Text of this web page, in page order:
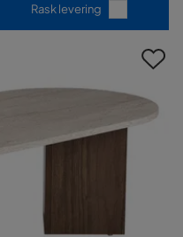
Rask levering